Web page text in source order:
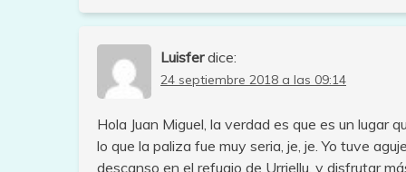
Luisfer dice:
24 septiembre 2018 a las 09:14
Hola Juan Miguel, la verdad es que es un lugar
lo que la paliza fue muy seria, je, je. Yo tuve
descanso en el refugio de Urriellu, y disfrutar